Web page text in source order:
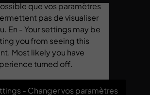
que vos paramètres
pas de visualiser
En - Your settings may be
you from seeing this
Most likely you have
turned off.
- Changer vos paramètres